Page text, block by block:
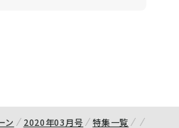
ン 2020年03月号 特集一覧